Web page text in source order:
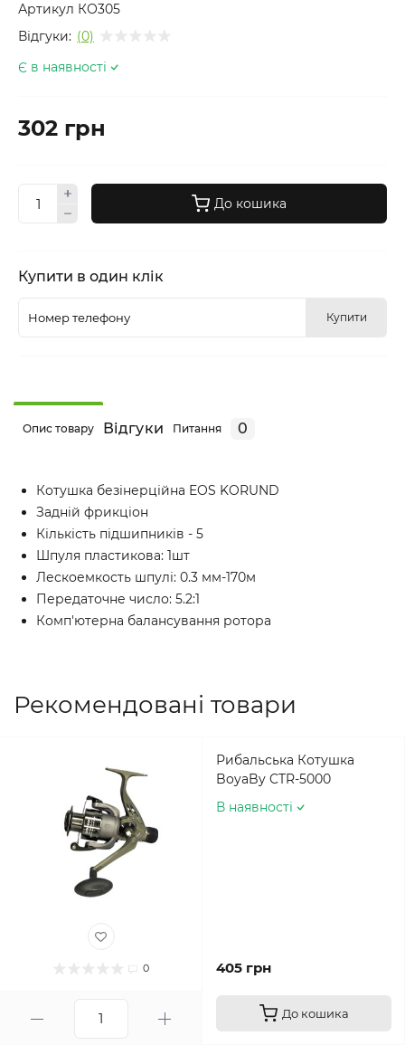
Артикул КО305
Відгуки: (0)
Є в наявності
302 грн
До кошика
Купити в один клік
Купити
Опис товару Відгуки Питання 0
Котушка безінерційна EOS KORUND
Задній фрикціон
Кількість підшипників - 5
Шпуля пластикова: 1шт
Лескоемкость шпулі: 0.3 мм-170м
Передаточне число: 5.2:1
Комп'ютерна балансування ротора
Рекомендовані товари
0
Рибальська Котушка
BoyaBy CTR-5000
В наявності
405 грн
До кошика